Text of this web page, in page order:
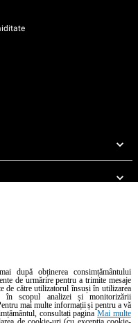
policy Cookie policy
după obținerea consimțământului
de urmărire pentru a trimite mesaje
de către utilizatorul însuși în utilizarea
în scopul analizei și monitorizării
mai multe informații și pentru a vă
consultați paginaMai multe